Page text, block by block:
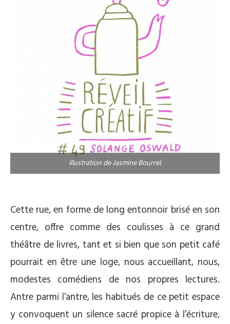
Illustration de Jasmine Bourrel.
Cette rue, en forme de long entonnoir brisé en son
centre, offre comme des coulisses à ce grand
théâtre de livres, tant et si bien que son petit café
pourrait en être une loge, nous accueillant, nous,
modestes comédiens de nos propres lectures.
Antre parmi l’antre, les habitués de ce petit espace
y convoquent un silence sacré propice à l’écriture,